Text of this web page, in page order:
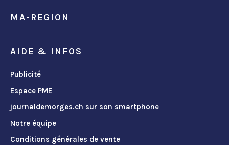
MA-REGION
AIDE & INFOS
Publicité
Espace PME
journaldemorges.ch sur son smartphone
Notre équipe
Conditions générales de vente